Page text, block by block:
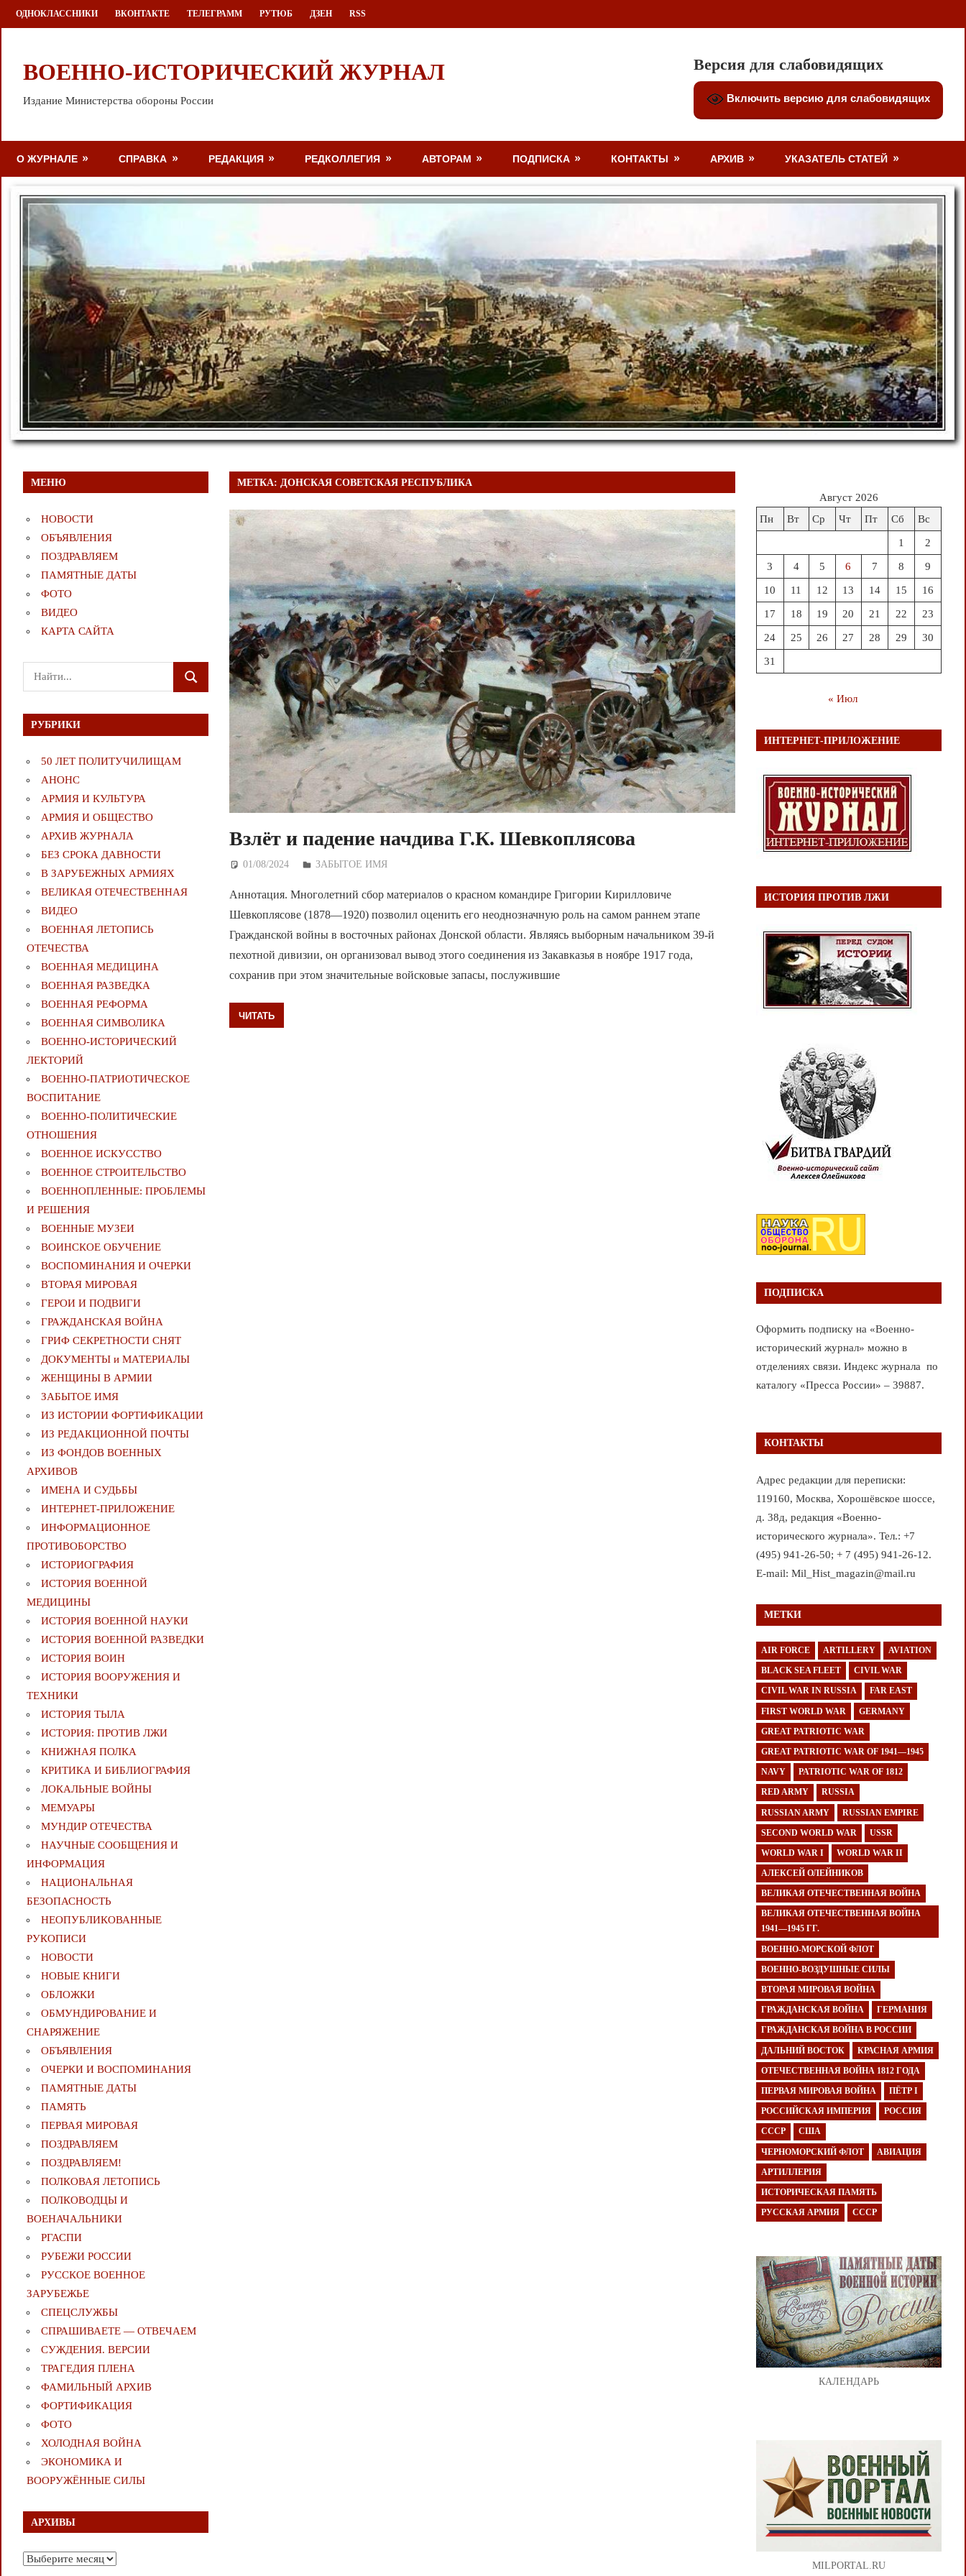
Перейти
к
ОДНОКЛАССНИКИ ВКОНТАКТЕ ТЕЛЕГРАММ РУТЮБ ДЗЕН RSS
ВОЕННО-ИСТОРИЧЕСКИЙ ЖУРНАЛ
Издание Министерства обороны России
Версия для слабовидящих
Включить версию для слабовидящих
О ЖУРНАЛЕ СПРАВКА РЕДАКЦИЯ РЕДКОЛЛЕГИЯ АВТОРАМ ПОДПИСКА КОНТАКТЫ АРХИВ УКАЗАТЕЛЬ СТАТЕЙ
МЕТКА: ДОНСКАЯ СОВЕТСКАЯ РЕСПУБЛИКА
Взлёт и падение начдива Г.К. Шевкоплясова
01/08/2024 Дежурный по Редакции
ЗАБЫТОЕ ИМЯ
Аннотация. Многолетний сбор материалов о красном командире Григории Кирилловиче
Шевкоплясове (1878—1920) позволил оценить его неоднозначную роль на самом раннем этапе
Гражданской войны в восточных районах Донской области. Являясь выборным начальником 39-й
пехотной дивизии, он организовал вывод этого соединения из Закавказья в ноябре 1917 года,
сохранив при этом значительные войсковые запасы, послужившие
ЧИТАТЬ
МЕНЮ
НОВОСТИ
ОБЪЯВЛЕНИЯ
ПОЗДРАВЛЯЕМ
ПАМЯТНЫЕ ДАТЫ
ФОТО
ВИДЕО
КАРТА САЙТА
Поиск
для:
ПОИСК
РУБРИКИ
50 ЛЕТ ПОЛИТУЧИЛИЩАМ
АНОНС
АРМИЯ И КУЛЬТУРА
АРМИЯ И ОБЩЕСТВО
АРХИВ ЖУРНАЛА
БЕЗ СРОКА ДАВНОСТИ
В ЗАРУБЕЖНЫХ АРМИЯХ
ВЕЛИКАЯ ОТЕЧЕСТВЕННАЯ
ВИДЕО
ВОЕННАЯ ЛЕТОПИСЬ
ОТЕЧЕСТВА
ВОЕННАЯ МЕДИЦИНА
ВОЕННАЯ РАЗВЕДКА
ВОЕННАЯ РЕФОРМА
ВОЕННАЯ СИМВОЛИКА
ВОЕННО-ИСТОРИЧЕСКИЙ
ЛЕКТОРИЙ
ВОЕННО-ПАТРИОТИЧЕСКОЕ
ВОСПИТАНИЕ
ВОЕННО-ПОЛИТИЧЕСКИE
ОТНОШЕНИЯ
ВОЕННОЕ ИСКУССТВО
ВОЕННОЕ СТРОИТЕЛЬСТВО
ВОЕННОПЛЕННЫЕ: ПРОБЛЕМЫ
И РЕШЕНИЯ
ВОЕННЫЕ МУЗЕИ
ВОИНСКОЕ ОБУЧЕНИЕ
ВОСПОМИНАНИЯ И ОЧЕРКИ
ВТОРАЯ МИРОВАЯ
ГЕРОИ И ПОДВИГИ
ГРАЖДАНСКАЯ ВОЙНА
ГРИФ СЕКРЕТНОСТИ СНЯТ
ДОКУМЕНТЫ и МАТЕРИАЛЫ
ЖЕНЩИНЫ В АРМИИ
ЗАБЫТОЕ ИМЯ
ИЗ ИСТОРИИ ФОРТИФИКАЦИИ
ИЗ РЕДАКЦИОННОЙ ПОЧТЫ
ИЗ ФОНДОВ ВОЕННЫХ
АРХИВОВ
ИМЕНА И СУДЬБЫ
ИНТЕРНЕТ-ПРИЛОЖЕНИЕ
ИНФОРМАЦИОННОЕ
ПРОТИВОБОРСТВО
ИСТОРИОГРАФИЯ
ИСТОРИЯ ВОЕННОЙ
МЕДИЦИНЫ
ИСТОРИЯ ВОЕННОЙ НАУКИ
ИСТОРИЯ ВОЕННОЙ РАЗВЕДКИ
ИСТОРИЯ ВОИН
ИСТОРИЯ ВООРУЖЕНИЯ И
ТЕХНИКИ
ИСТОРИЯ ТЫЛА
ИСТОРИЯ: ПРОТИВ ЛЖИ
КНИЖНАЯ ПОЛКА
КРИТИКА И БИБЛИОГРАФИЯ
ЛОКАЛЬНЫЕ ВОЙНЫ
МЕМУАРЫ
МУНДИР ОТЕЧЕСТВА
НАУЧНЫЕ СООБЩЕНИЯ И
ИНФОРМАЦИЯ
НАЦИОНАЛЬНАЯ
БЕЗОПАСНОСТЬ
НЕОПУБЛИКОВАННЫЕ
РУКОПИСИ
НОВОСТИ
НОВЫЕ КНИГИ
ОБЛОЖКИ
ОБМУНДИРОВАНИЕ И
СНАРЯЖЕНИЕ
ОБЪЯВЛЕНИЯ
ОЧЕРКИ И ВОСПОМИНАНИЯ
ПАМЯТНЫЕ ДАТЫ
ПАМЯТЬ
ПЕРВАЯ МИРОВАЯ
ПОЗДРАВЛЯЕМ
ПОЗДРАВЛЯЕМ!
ПОЛКОВАЯ ЛЕТОПИСЬ
ПОЛКОВОДЦЫ И
ВОЕНАЧАЛЬНИКИ
РГАСПИ
РУБЕЖИ РОССИИ
РУССКОЕ ВОЕННОЕ
ЗАРУБЕЖЬЕ
СПЕЦСЛУЖБЫ
СПРАШИВАЕТЕ — ОТВЕЧАЕМ
СУЖДЕНИЯ. ВЕРСИИ
ТРАГЕДИЯ ПЛЕНА
ФАМИЛЬНЫЙ АРХИВ
ФОРТИФИКАЦИЯ
ФОТО
ХОЛОДНАЯ ВОЙНА
ЭКОНОМИКА И
ВООРУЖЁННЫЕ СИЛЫ
АРХИВЫ
Архивы
Август 2026
Пн
Вт Ср Чт Пт Сб Вс
1 2
3 4 5 6 7 8 9
10 11 12 13 14 15 16
17 18 19 20 21 22 23
24 25 26 27 28 29 30
31
« Июл
ИНТЕРНЕТ-ПРИЛОЖЕНИЕ
ИСТОРИЯ ПРОТИВ ЛЖИ
ПОДПИСКА
Оформить подписку на «Военно-
исторический журнал» можно в
отделениях связи. Индекс журнала по
каталогу «Пресса России» – 39887.
КОНТАКТЫ
Адрес редакции для переписки:
119160, Москва, Хорошёвское шоссе,
д. 38д, редакция «Военно-
исторического журнала». Тел.: +7
(495) 941-26-50; + 7 (495) 941-26-12.
E-mail: Mil_Hist_magazin@mail.ru
МЕТКИ
AIR FORCE ARTILLERY AVIATION
BLACK SEA FLEET CIVIL WAR
CIVIL WAR IN RUSSIA FAR EAST
FIRST WORLD WAR GERMANY
GREAT PATRIOTIC WAR
GREAT PATRIOTIC WAR OF 1941—1945
NAVY PATRIOTIC WAR OF 1812
RED ARMY RUSSIA
RUSSIAN ARMY RUSSIAN EMPIRE
SECOND WORLD WAR USSR
WORLD WAR I WORLD WAR II
АЛЕКСЕЙ ОЛЕЙНИКОВ
ВЕЛИКАЯ ОТЕЧЕСТВЕННАЯ ВОЙНА
ВЕЛИКАЯ ОТЕЧЕСТВЕННАЯ ВОЙНА
1941—1945 ГГ.
ВОЕННО-МОРСКОЙ ФЛОТ
ВОЕННО-ВОЗДУШНЫЕ СИЛЫ
ВТОРАЯ МИРОВАЯ ВОЙНА
ГРАЖДАНСКАЯ ВОЙНА ГЕРМАНИЯ
ГРАЖДАНСКАЯ ВОЙНА В РОССИИ
ДАЛЬНИЙ ВОСТОК КРАСНАЯ АРМИЯ
ОТЕЧЕСТВЕННАЯ ВОЙНА 1812 ГОДА
ПЕРВАЯ МИРОВАЯ ВОЙНА ПЁТР I
РОССИЙСКАЯ ИМПЕРИЯ РОССИЯ
СССР США
ЧЕРНОМОРСКИЙ ФЛОТ АВИАЦИЯ
АРТИЛЛЕРИЯ
ИСТОРИЧЕСКАЯ ПАМЯТЬ
РУССКАЯ АРМИЯ СССР
КАЛЕНДАРЬ
MILPORTAL.RU